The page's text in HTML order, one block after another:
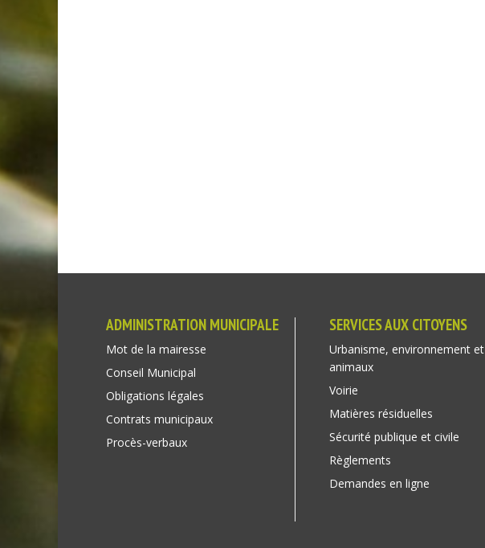
ADMINISTRATION MUNICIPALE
Mot de la mairesse
Conseil Municipal
Obligations légales
Contrats municipaux
Procès-verbaux
SERVICES AUX CITOYENS
Urbanisme, environnement et
animaux
Voirie
Matières résiduelles
Sécurité publique et civile
Règlements
Demandes en ligne